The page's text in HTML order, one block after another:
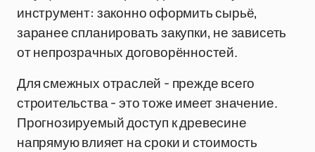
инструмент: законно оформить сырьё,
заранее спланировать закупки, не зависеть
от непрозрачных договорённостей.
Для смежных отраслей - прежде всего
строительства - это тоже имеет значение.
Прогнозируемый доступ к древесине
напрямую влияет на сроки и стоимость